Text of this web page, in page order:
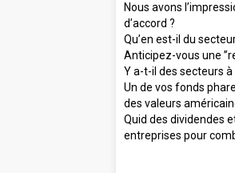
Nous avons
d’accord ?
Qu’en est-il du
Anticipez-vous une
Y a-t-il des secteurs à
Un de vos fonds
des valeurs
Quid des dividendes
entreprises pour